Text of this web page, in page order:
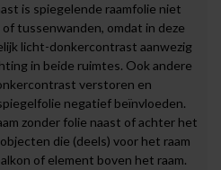
is spiegelende raamfolie niet
tussenwanden, omdat in deze
licht-donkercontrast aanwezig
in beide ruimtes. Ook andere
verstoren en
negatief beïnvloeden.
zonder folie naast of achter het
die (deels) voor het raam
of element boven het raam.